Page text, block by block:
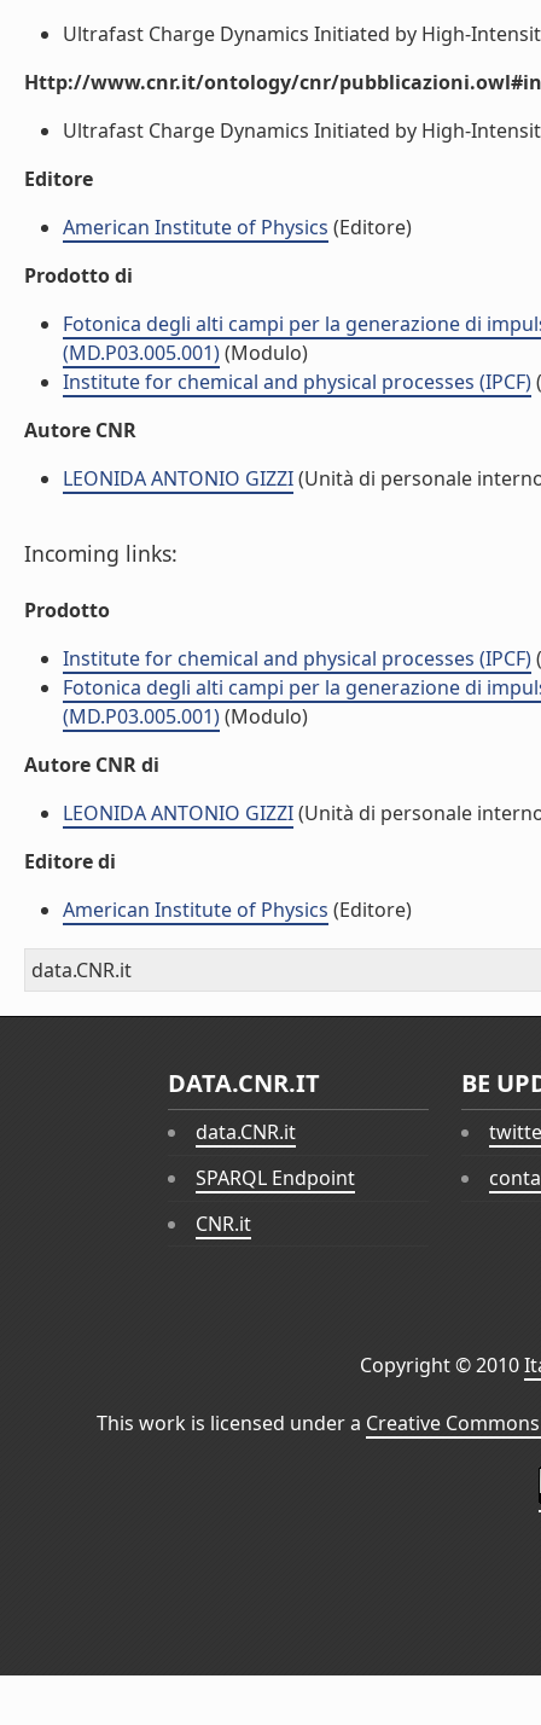
Ultrafast Charge Dynamics Initiated by High-
Http://www.cnr.it/ontology/cnr/
Ultrafast Charge Dynamics Initiated by High-
Editore
American Institute of Physics (Editore)
Prodotto di
Fotonica degli alti campi per la generazione di
(MD.P03.005.001)(Modulo)
Institute for chemical and physical processes (IPCF)
Autore CNR
LEONIDA ANTONIO GIZZI(Unità di personale
Incoming links:
Prodotto
Institute for chemical and physical processes (IPCF)
Fotonica degli alti campi per la generazione di
(MD.P03.005.001)(Modulo)
Autore CNR di
LEONIDA ANTONIO GIZZI(Unità di personale
Editore di
American Institute of Physics (Editore)
data.CNR.it
DATA.CNR.IT
data.CNR.it
SPARQL Endpoint
CNR.it
BE
Copyright © 2010
This work is licensed under a Creative